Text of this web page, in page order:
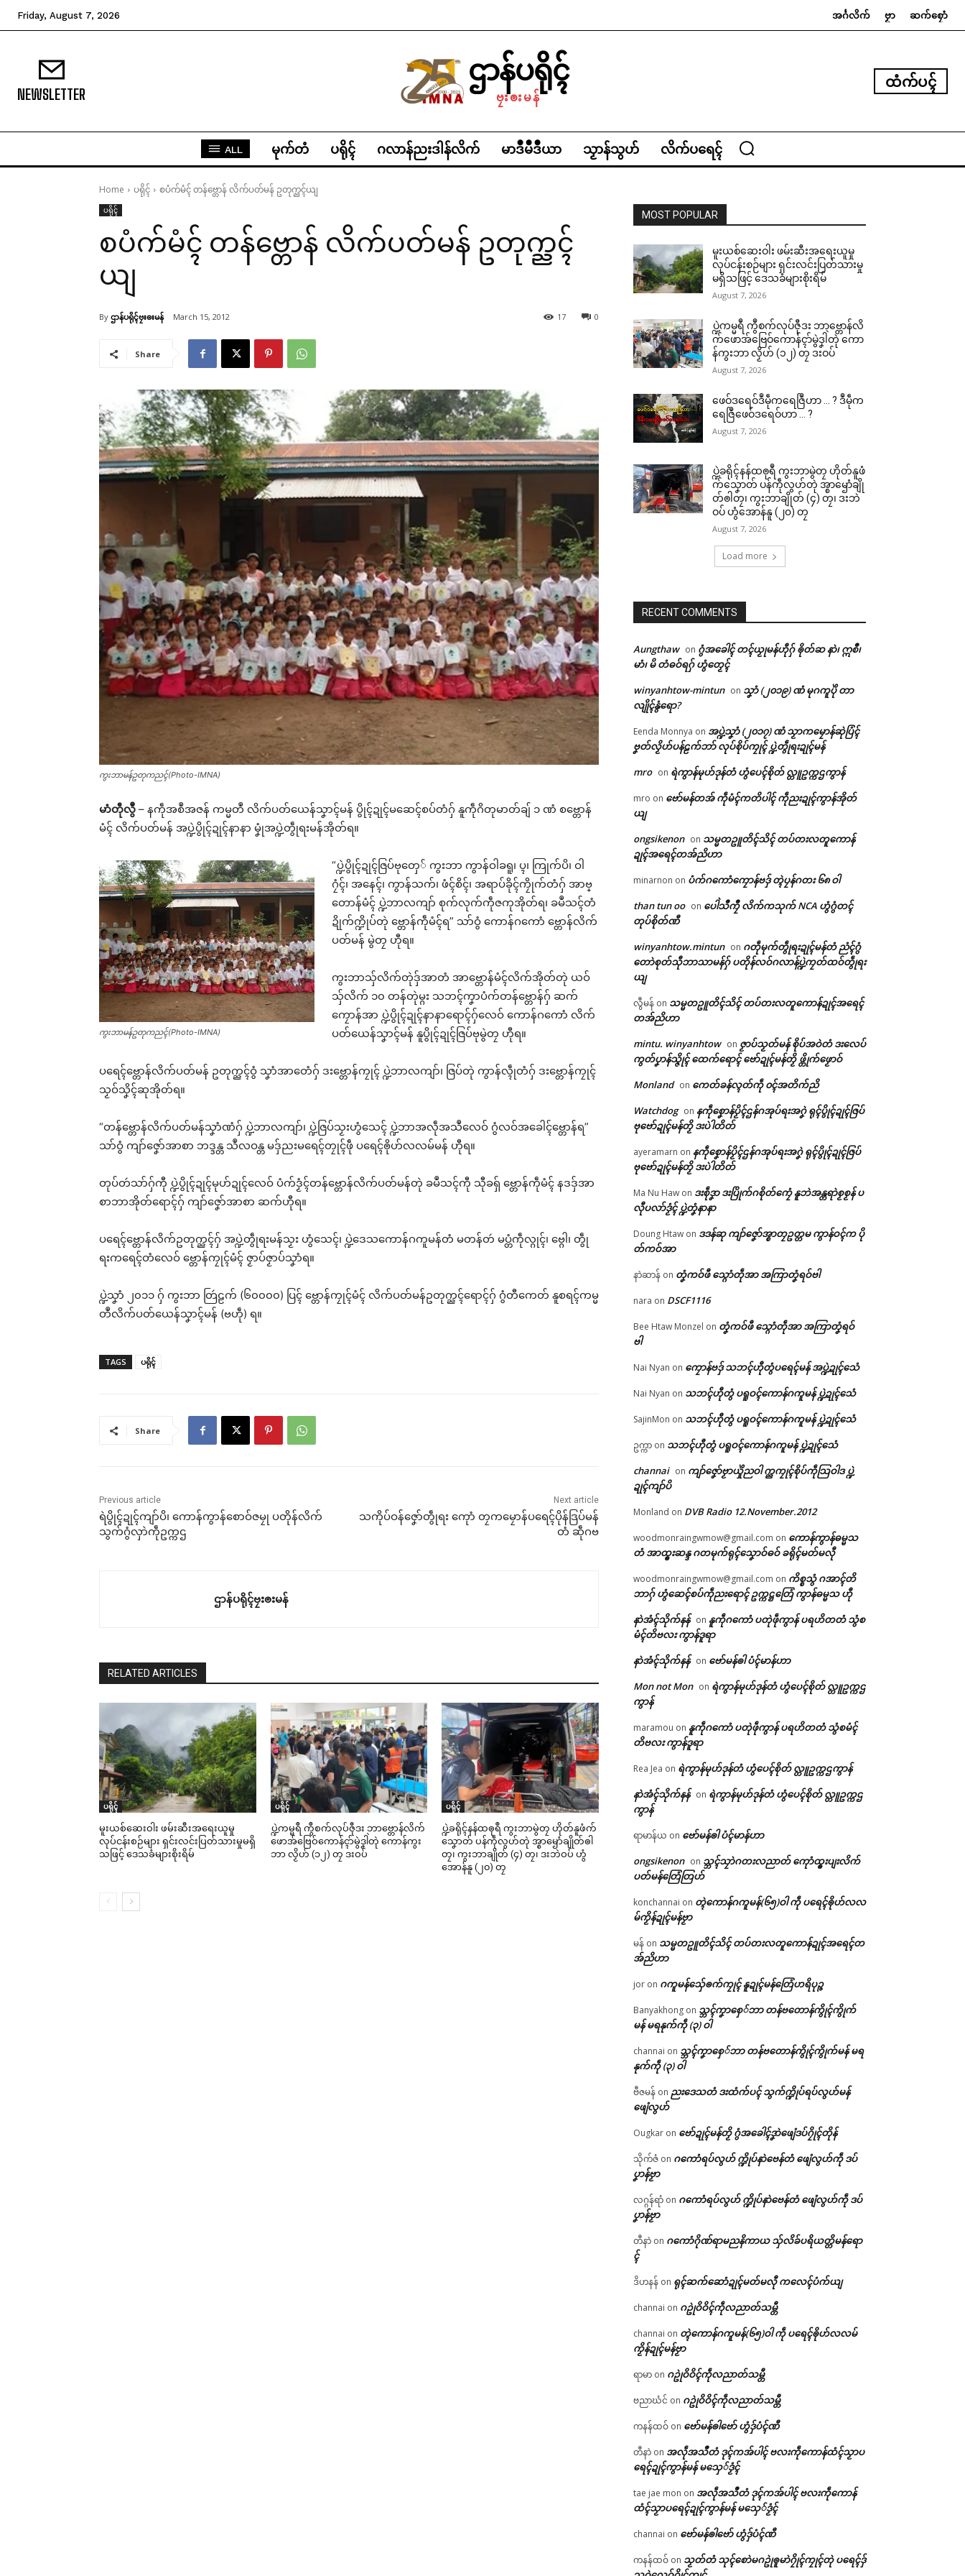
ပရိုၚ်လက္ကရဴအိုတ်
ဗွဳဒဳယဵု
Related
In "ပရိုၚ်"
ပေဲါသၟာန်သွဟ်လိက်ပတ်
မန်ဥတုက္ညၚ် အလုံဒေသ
(၅၀၀၀) ပြၚ် လုပ်သွဟ်
Friday, August 7, 2026 အၚ်္ဂလိက် ဗၟာ ဆက်စၠောံ
NEWSLETTER
ဌာန်ပရိုၚ်
ဗၠးၜးမန်
ထံက်ပၚ်
ALL မုက်တံ ပရိုၚ် ဂလာန်ညးဒါန်လိက် မာဒဳမဳဒဳယာ သၟာန်သွဟ် လိက်ပရေၚ်
Home ပရိုၚ် စပံက်မံၚ် တန်ဗ္တောန် လိက်ပတ်မန် ဥတုက္ညၚ်ယျ
ပရိုၚ်
စပံက်မံၚ် တန်ဗ္တောန် လိက်ပတ်မန် ဥတုက္ညၚ်
ယျ
By ဌာန်ပရိုၚ်ဗၠးၜးမန် March 15, 2012 0
17
Share
ကွးဘာမန်ဥတုကညၚ်(Photo-IMNA)
မာံတဵုလွဳ – နကဵုအစဳအဇန် ကမ္မတဳ လိက်ပတ်ယေန်သၞာၚ်မန် ပွိုၚ်ဍုၚ်မဆေၚ်စပ်တံဂှ် နူကဵုဂိတုမာတ်ချ် ၁ ဏံ စဗ္တောန်
မံၚ် လိက်ပတ်မန် အပ္ဍဲပွိုၚ်ဍုၚ်နာနာ မၞုံအပ္ဍဲတွဵုရးမန်အိုတ်ရ။
ကွးဘာမန်ဥတုကညၚ်(Photo-IMNA)
“ပ္ဍဲပွိုၚ်ဍုၚ်ဇြပ်ဗုတှေ် ကွးဘာ ကွာန်ဝါခရူ၊ ပ္ၚ၊ ကြုက်ပိ၊ ဝါ
ဂၠံၚ်၊ အနေၚ်၊ ကွာန်သက်၊ ဖံၚ်စိၚ်၊ အရာပ်ခိုၚ်ကၠိုက်တံဂှ် အာဗ္
တောန်မံၚ် ပ္ဍဲဘာလကျာ် စုက်လုက်ကဵုဇကုအိုတ်ရ၊ ခမဳသၚ်တံ
ဍိုက်က္ဍိုပ်တုဲ ဗ္တောန်ကဵုမံၚ်ရ” သာ်ဝွံ ကောန်ဂကောံ ဗ္တောန်လိက်
ပတ်မန် မွဲတၠ ဟီုရ။
ကွးဘာသှ်လိက်တုဲဒှ်အာတံ အာဗ္တောန်မံၚ်လိက်အိုတ်တုဲ ယဝ်
သှ်လိက် ၁၀ တန်တုဲမ္ဂး သဘၚ်ကၞာပံက်တန်ဗ္တောန်ဂှ် ဆက်
ကၠောန်အာ ပ္ဍဲပွိုၚ်ဍုၚ်နာနာရောၚ်ဂှ်လေဝ် ကောန်ဂကောံ လိက်
ပတ်ယေန်သၞာၚ်မန် နူပွိုၚ်ဍုၚ်ဇြပ်ဗုမွဲတၠ ဟီုရ။
ပရေၚ်ဗ္တောန်လိက်ပတ်မန် ဥတုက္ညၚ်ဝွံ သၞာံအာတေံဂှ် ဒးဗ္တောန်ကၠုၚ် ပ္ဍဲဘာလကျာ်၊ ဇြပ်တုဲ ကွာန်လ္ၚဵုတံဂှ် ဒးဗ္တောန်ကၠုၚ်
သၟဝ်သၞိၚ်ဆုအိုတ်ရ။
“တန်ဗ္တောန်လိက်ပတ်မန်သၞာံဏံဂှ် ပ္ဍဲဘာလကျာ်၊ ပ္ဍဲဇြပ်သၟးဟွံသေၚ် ပ္ဍဲဘာအလဵုအသဳလေဝ် ဂွံလဝ်အခေါၚ်ဗ္တောန်ရ”
သာ်ဝွံ ကျာ်ဇၞော်အာစာ ဘဒ္ဒန္တ သဳလဝန္တ မဒှ်ညးမရေၚ်တၠုၚ်ဖဵု ပရေၚ်ၜိုဟ်လလမ်မန် ဟီုရ။
တုပ်တဴသာ်ဂှ်ကီု ပ္ဍဲပွိုၚ်ဍုၚ်မုဟ်ဍုၚ်လေဝ် ပံက်ဒၟံၚ်တန်ဗ္တောန်လိက်ပတ်မန်တုဲ ခမဳသၚ်ကီု သီုခရှ် ဗ္တောန်ကဵုမံၚ် နဒဒှ်အာ
စာဘာအိုတ်ရောၚ်ဂှ် ကျာ်ဇၞော်အာစာ ဆက်ဟီုရ။
ပရေၚ်ဗ္တောန်လိက်ဥတုက္ညၚ်ဂှ် အပ္ဍဲတွဵုရးမန်သၟး ဟွံသေၚ်၊ ပ္ဍဲဒေသကောန်ဂကူမန်တံ မတန်တဴ မပ္တံကဵုလ္ဂုၚ်၊ ဗ္ဂေါ၊ တွဵု
ရးကရေၚ်တံလေဝ် ဗ္တောန်ကၠုၚ်မံၚ် ဇၟာပ်ဇၟာပ်သၞာံရ။
ပ္ဍဲသၞာံ ၂၀၁၁ ဂှ် ကွးဘာ တြဴဠက် (၆၀၀၀၀) ပြၚ် ဗ္တောန်ကၠုၚ်မံၚ် လိက်ပတ်မန်ဥတုက္ညၚ်ရောၚ်ဂှ် ဂွံတီကေတ် နူစရၚ်ကမ္မ
တဳလိက်ပတ်ယေန်သၞာၚ်မန် (ဗဟဵု) ရ။
TAGS ပရိုၚ်
Share
Previous article
ရဲပွိုၚ်ဍုၚ်ကျာ်ပိ၊ ကောန်ကွာန်စောဝ်ဇမၠု ပတိုန်လိက်
သွက်ဂွံလှာဲကဵုဥက္ကဌ
Next article
သကိုပ်ဝန်ဇၞော်တွဵုရး ကေုာံ တၠကမၠောန်ပရေၚ်ပိုန်ဒြပ်မန်
တံ ဆဵုဂဗ
ဌာန်ပရိုၚ်ဗၠးၜးမန်
RELATED ARTICLES
ပရိုၚ်
မူးယစ်ဆေးဝါး ဖမ်းဆီးအရေးယူမှု
လုပ်ငန်းစဉ်များ ရှင်းလင်းပြတ်သားမှုမရှိ
သဖြင့် ဒေသခံများစိုးရိမ်
ပရိုၚ်
ပ္ဍဲကမ္မရဳ ကွဳစက်လုပ်ဇီုဒး ဘာဗ္တောန်လိက်
ဖောအ်ဗြေဝ်ကောန်ၚာ်မွဲဒၞါဲတုဲ ကောန်ကွး
ဘာ လၟိဟ် (၁၂) တၠ ဒးဝပ်
ပရိုၚ်
ပ္ဍဲခရိုၚ်နန်ထၜုရဳ ကွးဘာမွဲတၠ ဟိုတ်နူဖံက်
သၞောတ် ပန်ကဵုလွဟ်တုဲ အ္စာၝောံချိုတ်ၜါ
တၠ၊ ကွးဘာချိုတ် (၄) တၠ၊ ဒးဘဲဝပ် ဟွံ
အောန်နူ (၂၀) တၠ
MOST POPULAR
မူးယစ်ဆေးဝါး ဖမ်းဆီးအရေးယူမှု
လုပ်ငန်းစဉ်များ ရှင်းလင်းပြတ်သားမှု
မရှိသဖြင့် ဒေသခံများစိုးရိမ်
August 7, 2026
ပ္ဍဲကမ္မရဳ ကွဳစက်လုပ်ဇီုဒး ဘာဗ္တောန်လိ
က်ဖောအ်ဗြေဝ်ကောန်ၚာ်မွဲဒၞါဲတုဲ ကော
န်ကွးဘာ လၟိဟ် (၁၂) တၠ ဒးဝပ်
August 7, 2026
ဖေဝ်ဒရေဝ်ဒဳမဵုကရေဇြဳဟာ … ? ဒဳမဵုက
ရေဇြဳဖေဝ်ဒရေဝ်ဟာ … ?
August 7, 2026
ပ္ဍဲခရိုၚ်နန်ထၜုရဳ ကွးဘာမွဲတၠ ဟိုတ်နူဖံ
က်သၞောတ် ပန်ကဵုလွဟ်တုဲ အ္စာၝောံချို
တ်ၜါတၠ၊ ကွးဘာချိုတ် (၄) တၠ၊ ဒးဘဲ
ဝပ် ဟွံအောန်နူ (၂၀) တၠ
August 7, 2026
Load more
RECENT COMMENTS
Aungthaw on ဂွံအခေါၚ် တၚ်ယၟုမန်ဟီုဂှ် ၜိုတ်ဆ နာဲ၊ ဣစဳ၊
မာံ၊ မိ တံဓဝ်ရဂှ် ဟွံတၟေၚ်
winyanhtow-mintun on သၞာံ (၂၀၁၉) ဏံ မုဂကူပိုဲ တာ
လျိုၚ်နွံရော?
Eenda Monnya on အပ္ဍဲသၞာံ (၂၀၁၇) ဏံ သၟာကမၠောန်ဆုဲပြံၚ်
ဗၞတ်လၟိဟ်ပန်ဠက်ဘာ် လုပ်စိုပ်ကၠုၚ် ပ္ဍဲတွဵုရးဍုၚ်မန်
mro on ရဲကွာန်မုဟ်ဒုန်တံ ဟွံပေၚ်စိုတ် လ္တူဥက္ကဌကွာန်
mro on ဗော်မန်တအ် ကဵုမံၚ်ကတိပါၚ် ကဵုညးဍုၚ်ကွာန်အိုတ်
ယျ
ongsikenon on သမ္မတဥူတိၚ်သိၚ် တပ်တးလတူကောန်
ဍုၚ်အရေၚ်တအ်ညိဟာ
minarnon on ပံက်ဂကောံကၠောန်ဗဒှ် တ္ၚဲပၠန်ဂတး ၆၈ ဝါ
than tun oo on ပေါဲသဳကၠဳ လိက်ကသုက် NCA ဟွံဂွံတၚ်
တုပ်စိုတ်ဏီ
winyanhtow.mintun on ဂတဵုမုက်တွဵုရးဍုၚ်မန်တံ ညံၚ်ဂွံ
တောဲစုတ်သီုဘာသာမန်ဂှ် ပတိုန်လဝ်ဂလာန်ပ္ဍဲကၠတ်ထဝ်တွဵုရး
ယျ
လွီမန် on သမ္မတဥူတိၚ်သိၚ် တပ်တးလတူကောန်ဍုၚ်အရေၚ်
တအ်ညိဟာ
mintu. winyanhtow on ဇၟာပ်သၟတ်မန် စိုပ်အဝဲတံ ဒးလေပ်
ကွတ်ပၞာန်သ္ဇိုၚ် ထေက်ရောၚ် ဗော်ဍုၚ်မန်တၟိ ဖ္တိုက်ဖၟောဝ်
Monland on ကေတ်ခန်လ္ၚတ်ကဵု ၀ၚ်အတိက်ညိ
Watchdog on နကဵုစၞောန်ပၟိၚ်ဌန်ဂအုပ်ရးအဂၞဲ ရုၚ်ပွိုၚ်ဍုၚ်ဇြပ်
ဗုဗော်ဍုၚ်မန်တၟိ ဒးပဲါတိတ်
ayeramarn on နကဵုစၞောန်ပၟိၚ်ဌန်ဂအုပ်ရးအဂၞဲ ရုၚ်ပွိုၚ်ဍုၚ်ဇြပ်
ဗုဗော်ဍုၚ်မန်တၟိ ဒးပဲါတိတ်
Ma Nu Haw on ဒးစဵုဒၞာ ဒးပြိုက်ဂစိုတ်ကၠေံ နူဘဲအန္တရာဲစၟစၟန် ပ
လီုပလာ်ဒၟံၚ် ပ္ဍဲတၞံနာနာ
Doung Htaw on ဒဒန်ဆု ကျာ်ဇၞော်အ္စာတၠဥတ္တမ ကွာန်ဝၚ်က ပို
တ်ကဝ်အာ
နာဲဆာန် on တၞံကဝ်ဖီ သ္ဂောံတဵုအာ အကြာတၞံရဝ်ဗါ
nara on DSCF1116
Bee Htaw Monzel on တၞံကဝ်ဖီ သ္ဂောံတဵုအာ အကြာတၞံရဝ်
ဗါ
Nai Nyan on ကၠောန်ဗဒှ် သဘၚ်ဟီုတွံပရေၚ်မန် အပ္ဍဲဍုၚ်သေံ
Nai Nyan on သဘၚ်ဟီုတွံ ပရူဝၚ်ကောန်ဂကူမန် ပ္ဍဲဍုၚ်သေံ
SajinMon on သဘၚ်ဟီုတွံ ပရူဝၚ်ကောန်ဂကူမန် ပ္ဍဲဍုၚ်သေံ
ဥက္ကာ on သဘၚ်ဟီုတွံ ပရူဝၚ်ကောန်ဂကူမန် ပ္ဍဲဍုၚ်သေံ
channai on ကျာ်ဇၞော်ဗၟာယှိုဲညဝါ က္ညကၠုၚ်စိုပ်ကဵုသြဝါဒ ပ္ဍဲ
ဍုၚ်ကျာ်ပိ
Monland on DVB Radio 12.November.2012
woodmonraingwmow@gmail.com on ကောန်ကွာန်ဓမ္မသ
တံ အာထ္ၜးဆန္ဒ ဂတမုက်ရုၚ်သၞောဝ်ဓဝ် ခရိုၚ်မတ်မလီု
woodmonraingwmow@gmail.com on ကိစ္စသွံ ဂအာၚ်တိ
ဘာဂှ် ဟွံဆေၚ်စပ်ကဵုညးရောၚ် ဥက္ကဋ္ဌတြေံ ကွာန်ဓမ္မသ ဟီု
နာဲအံၚ်သိုက်နန် on နူကဵုဂကောံ ပတုဲဖဵုကွာန် ပရဟိတတံ သွံစ
မံၚ်တိဗလး ကွာန်ဒူရာ
နာဲအံၚ်သိုက်နန် on ဗော်မန်ၜါ ပံၚ်မာန်ဟာ
Mon not Mon on ရဲကွာန်မုဟ်ဒုန်တံ ဟွံပေၚ်စိုတ် လ္တူဥက္ကဌ
ကွာန်
maramou on နူကဵုဂကောံ ပတုဲဖဵုကွာန် ပရဟိတတံ သွံစမံၚ်
တိဗလး ကွာန်ဒူရာ
Rea Jea on ရဲကွာန်မုဟ်ဒုန်တံ ဟွံပေၚ်စိုတ် လ္တူဥက္ကဌကွာန်
နာဲအံၚ်သိုက်နန် on ရဲကွာန်မုဟ်ဒုန်တံ ဟွံပေၚ်စိုတ် လ္တူဥက္ကဌ
ကွာန်
ရာမာန်ယ on ဗော်မန်ၜါ ပံၚ်မာန်ဟာ
ongsikenon on သ္ဘၚ်သၠာဲဂတးလညာတ် ကေုာံထ္ၜးပျးလိက်
ပတ်မန်တြေံတြဟ်
konchannai on တ္ၚဲကောန်ဂကူမန်(၆၅)ဝါ ကဵု ပရေၚ်ၜိုဟ်လလ
မ်ကၟိန်ဍုၚ်မန်ဗၟာ
မန် on သမ္မတဥူတိၚ်သိၚ် တပ်တးလတူကောန်ဍုၚ်အရေၚ်တ
အ်ညိဟာ
jor on ဂကူမန်​သှ်ေၜက်ကၠုၚ် နူဍုၚ်မန်တြေံဟရိပုဉ္ဇ
Banyakhong on သ္ဘၚ်ကၞာစှေ်ဘာ တန်ဗတောန်ကွိုၚ်ကွိုက်
မန် မရနုက်ကဵု (၃) ဝါ
channai on သ္ဘၚ်ကၞာစှေ်ဘာ တန်ဗတောန်ကွိုၚ်ကွိုက်မန် မရ
နုက်ကဵု (၃) ဝါ
ဗီဇမန် on ညးဒေသတံ ဒးထံက်ပၚ် သွက်က္ဍိုပ်ရပ်လွဟ်မန်
ဖျေံလွဟ်
Ougkar on ဗော်ဍုၚ်မန်တၟိ ဂွံအခေါၚ်ဒၞာဲဖျေံဒပ်ဂၠိုၚ်တိုန်
သိုက်ဇံ on ဂကောံရပ်လွဟ် က္ဍိုပ်နာဲဗေန်တံ ဖျေံလွဟ်ကဵု ဒပ်
ပၞာန်ဗၟာ
လဂ္ဂန်ရာံ on ဂကောံရပ်လွဟ် က္ဍိုပ်နာဲဗေန်တံ ဖျေံလွဟ်ကဵု ဒပ်
ပၞာန်ဗၟာ
တီနာဲ on ဂကောံဂိုဏ်ရာမညနိကာယ သှ်လိခ်ပရိယတ္တိမန်ရော
ၚ်
ဒိဟနန် on ရုၚ်ဆက်ဆောံဍုၚ်မတ်မလီု ကလေၚ်ပံက်ယျ
channai on ဂဥုဲဝိဝိၚ်ကဵုလညာတ်သမ္တီ
channai on တ္ၚဲကောန်ဂကူမန်(၆၅)ဝါ ကဵု ပရေၚ်ၜိုဟ်လလမ်
ကၟိန်ဍုၚ်မန်ဗၟာ
ရာမာ on ဂဥုဲဝိဝိၚ်ကဵုလညာတ်သမ္တီ
ဗညာဃံင် on ဂဥုဲဝိဝိၚ်ကဵုလညာတ်သမ္တီ
ကနန်ထဝ် on ဗော်မန်ၜါဗော် ဟွံဒှ်ပံၚ်ဏီ
တီနာဲ on အလဵုအသဳတံ ဒုၚ်ကအ်ပါၚ် ဗလးကဵုကောန်ထံၚ်သၟာပ
ရေၚ်ဍုၚ်ကွာန်မန် မသှေ်ဒၟံၚ်
tae jae mon on အလဵုအသဳတံ ဒုၚ်ကအ်ပါၚ် ဗလးကဵုကောန်
ထံၚ်သၟာပရေၚ်ဍုၚ်ကွာန်မန် မသှေ်ဒၟံၚ်
channai on ဗော်မန်ၜါဗော် ဟွံဒှ်ပံၚ်ဏီ
ကနန်ထဝ် on သၟတ်တံ သုၚ်စောဲမဂဥုဲၜူမာဲဂၠိုၚ်ကၠုၚ်တုဲ ပရေၚ်ဒှ်